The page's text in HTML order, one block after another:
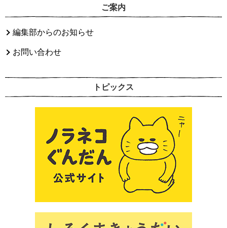
ご案内
編集部からのお知らせ
お問い合わせ
トピックス